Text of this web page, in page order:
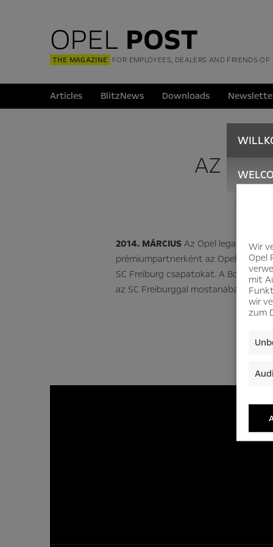
Wir
Opel
mit
wir
zum
OPEL POST
THE MAGAZINE FOR EMPLOYEES, DEALERS AND FRIENDS
Articles BlitzNews Downloads
AZ
2014. MÁRCIUSAz Opel legalább
prémiumpartnerként az Opel a
SC Freiburg csapatokat. A Borussia
az SC Freiburggal mostanában